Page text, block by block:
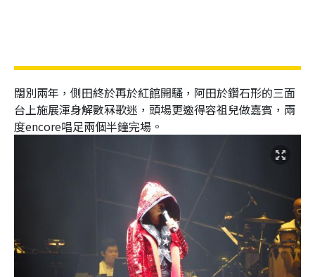
闊別兩年，側田終於再於紅館開騷，阿田於鑽石形的三面
台上施展渾身解數冧歌迷，頭場更邀得容祖兒做嘉賓，兩
度encore唱足兩個半鐘完場。